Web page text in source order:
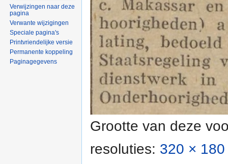
Grootte van deze
resoluties: 320 ×
Verwijzingen naar deze
pagina
Verwante wijzigingen
Speciale pagina's
Printvriendelijke versie
Permanente koppeling
Paginagegevens